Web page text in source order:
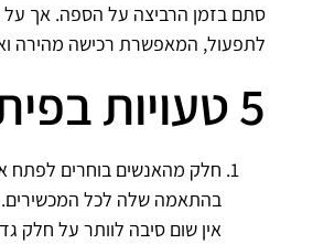
סתם בזמן הרביצה על הספה. אך על
לתפעול, המאפשרת רכישה מהירה
5 טעויות בפיתוח אפליקציה – שימו לב!
חלק מהאנשים בוחרים לפתח
בהתאמה שלה לכל המכשירים.
אין שום סיבה לוותר על